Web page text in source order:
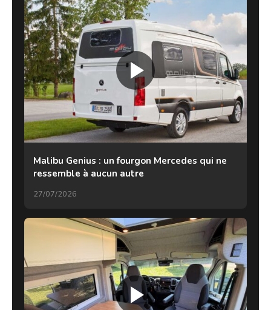
Malibu Genius : un fourgon Mercedes qui ne
ressemble à aucun autre
27/07/2026